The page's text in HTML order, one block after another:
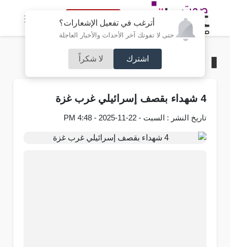
أترغب في تفعيل الإشعارات؟
حتى لا تفوتك آخر الأحداث والأخبار العاجلة
اشترك لا شكراً
النسخة الكاملة
فلسطين
4 شهداء بقصف إسرائيلي غرب غزة
تاريخ النشر : السبت - 22-11-2025 - 4:48 PM